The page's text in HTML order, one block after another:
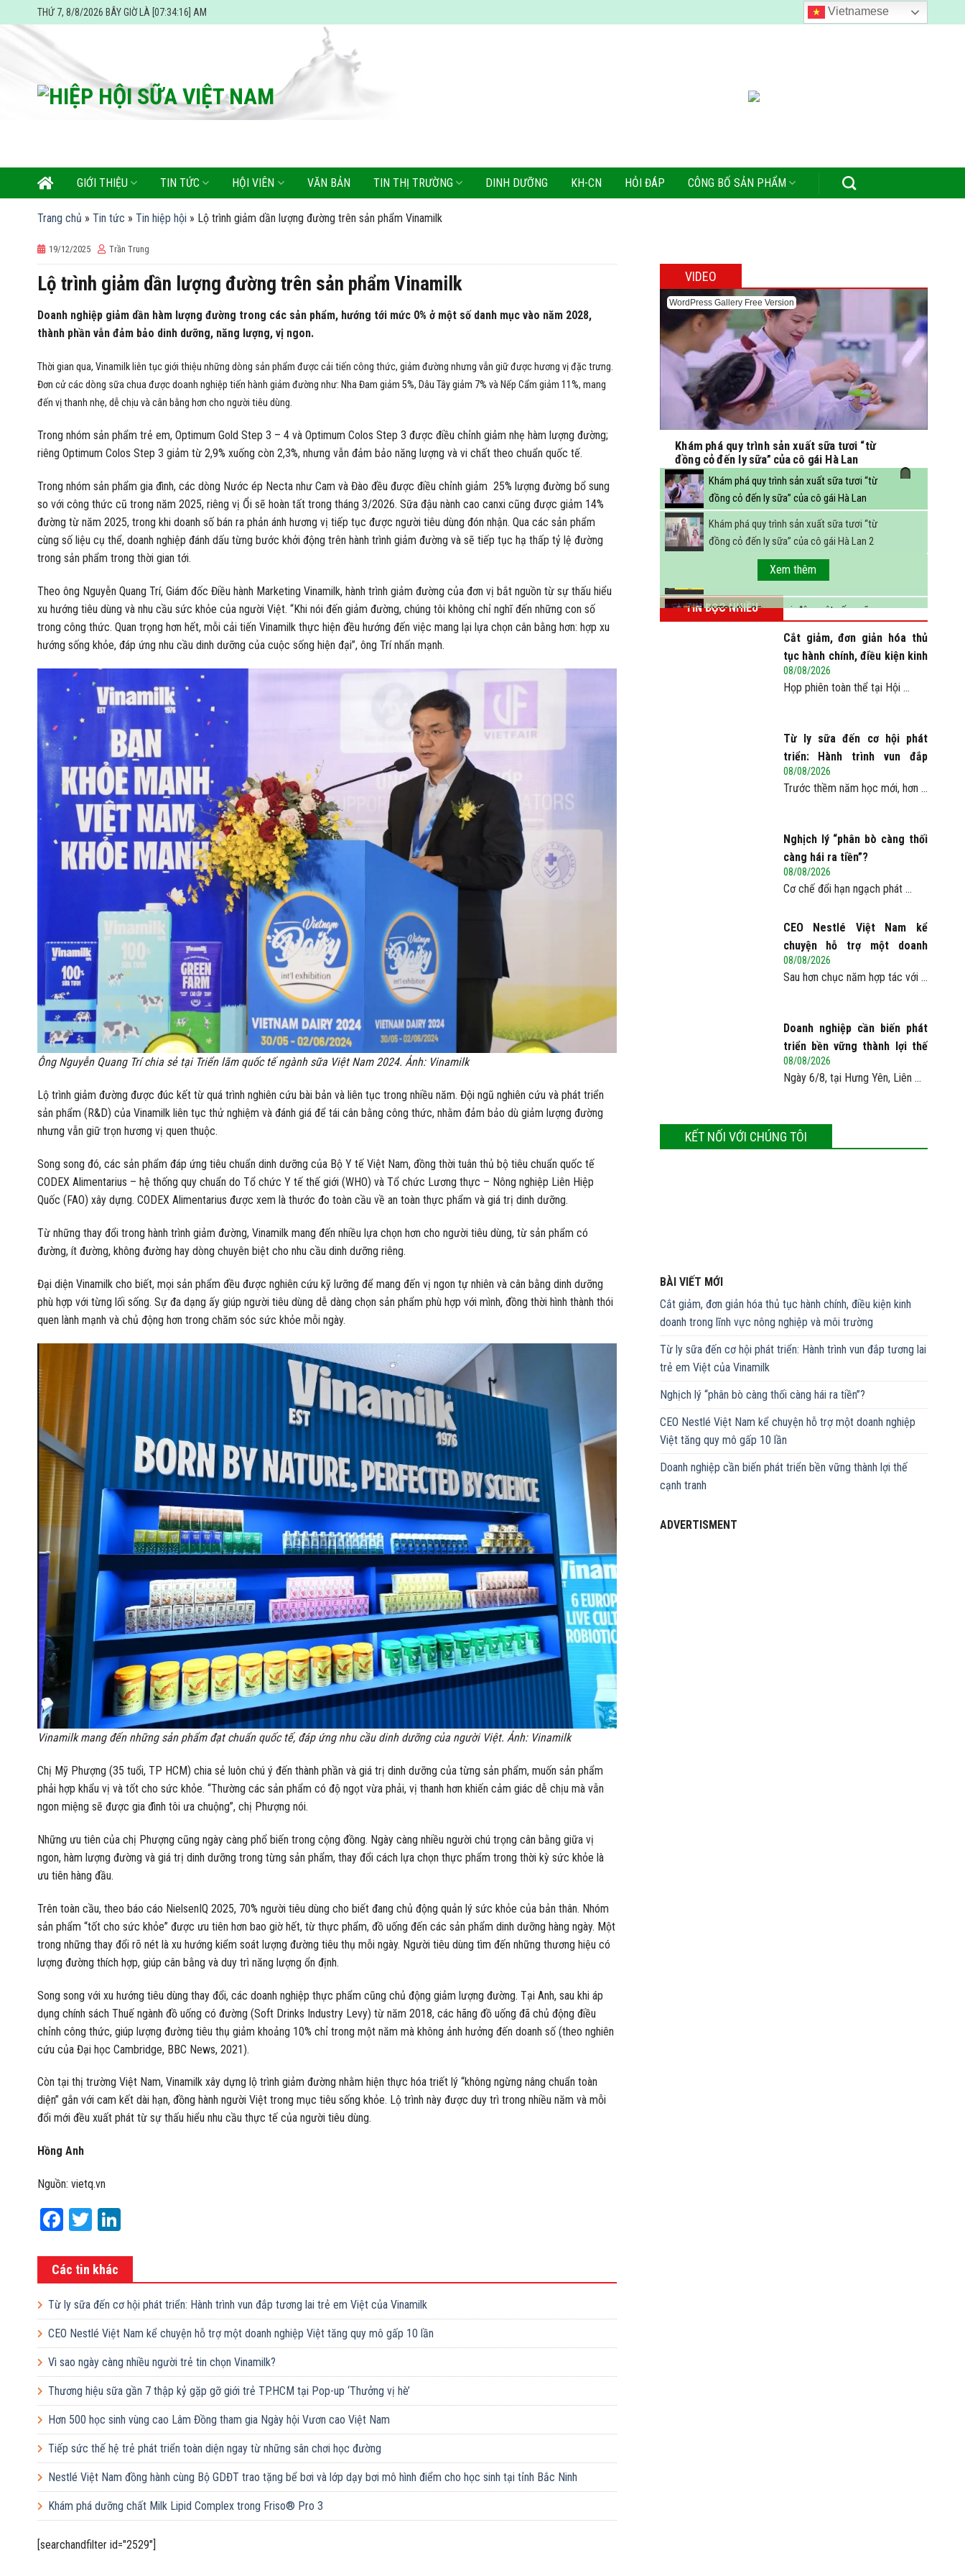
to
THỨ 7, 8/8/2026 BÂY GIỜ LÀ [07:34:18] AM Vietnamese
GIỚI THIỆU TIN TỨC HỘI VIÊN VĂN BẢN TIN THỊ TRƯỜNG DINH DƯỠNG KH-CN HỎI ĐÁP CÔNG BỐ SẢN PHẨM
Trang chủ » Tin tức » Tin hiệp hội » Lộ trình giảm dần lượng đường trên sản phẩm Vinamilk
19/12/2025 Trần Trung
Lộ trình giảm dần lượng đường trên sản phẩm Vinamilk
Doanh nghiệp giảm dần hàm lượng đường trong các sản phẩm, hướng tới mức 0% ở một số danh mục vào năm 2028,
thành phần vẫn đảm bảo dinh dưỡng, năng lượng, vị ngon.
Thời gian qua, Vinamilk liên tục giới thiệu những dòng sản phẩm được cải tiến công thức, giảm đường nhưng vẫn giữ được hương vị đặc trưng.
Đơn cử các dòng sữa chua được doanh nghiệp tiến hành giảm đường như: Nha Đam giảm 5%, Dâu Tây giảm 7% và Nếp Cẩm giảm 11%, mang
đến vị thanh nhẹ, dễ chịu và cân bằng hơn cho người tiêu dùng.
Trong nhóm sản phẩm trẻ em, Optimum Gold Step 3 – 4 và Optimum Colos Step 3 được điều chỉnh giảm nhẹ hàm lượng đường;
riêng Optimum Colos Step 3 giảm từ 2,9% xuống còn 2,3%, nhưng vẫn đảm bảo năng lượng và vi chất theo chuẩn quốc tế.
Trong nhóm sản phẩm gia đình, các dòng Nước ép Necta như Cam và Đào đều được điều chỉnh giảm 25% lượng đường bổ sung
so với công thức cũ trong năm 2025, riêng vị Ổi sẽ hoàn tất trong tháng 3/2026. Sữa đậu nành cao canxi cũng được giảm 14%
đường từ năm 2025, trong khi doanh số bán ra phản ánh hương vị tiếp tục được người tiêu dùng đón nhận. Qua các sản phẩm
cùng số liệu cụ thể, doanh nghiệp đánh dấu từng bước khởi động trên hành trình giảm đường và sẽ tiếp tục hạ thấp tỷ lệ đường
trong sản phẩm trong thời gian tới.
Theo ông Nguyễn Quang Trí, Giám đốc Điều hành Marketing Vinamilk, hành trình giảm đường của đơn vị bắt nguồn từ sự thấu hiểu
xu hướng tiêu dùng và nhu cầu sức khỏe của người Việt. “Khi nói đến giảm đường, chúng tôi không chỉ nghĩ đến những con số
trong công thức. Quan trọng hơn hết, mỗi cải tiến Vinamilk thực hiện đều hướng đến việc mang lại lựa chọn cân bằng hơn: hợp xu
hướng sống khỏe, đáp ứng nhu cầu dinh dưỡng của cuộc sống hiện đại”, ông Trí nhấn mạnh.
Ông Nguyễn Quang Trí chia sẻ tại Triển lãm quốc tế ngành sữa Việt Nam 2024. Ảnh: Vinamilk
Lộ trình giảm đường được đúc kết từ quá trình nghiên cứu bài bản và liên tục trong nhiều năm. Đội ngũ nghiên cứu và phát triển
sản phẩm (R&D) của Vinamilk liên tục thử nghiệm và đánh giá để tái cân bằng công thức, nhằm đảm bảo dù giảm lượng đường
nhưng vẫn giữ trọn hương vị quen thuộc.
Song song đó, các sản phẩm đáp ứng tiêu chuẩn dinh dưỡng của Bộ Y tế Việt Nam, đồng thời tuân thủ bộ tiêu chuẩn quốc tế
CODEX Alimentarius – hệ thống quy chuẩn do Tổ chức Y tế thế giới (WHO) và Tổ chức Lương thực – Nông nghiệp Liên Hiệp
Quốc (FAO) xây dựng. CODEX Alimentarius được xem là thước đo toàn cầu về an toàn thực phẩm và giá trị dinh dưỡng.
Từ những thay đổi trong hành trình giảm đường, Vinamilk mang đến nhiều lựa chọn hơn cho người tiêu dùng, từ sản phẩm có
đường, ít đường, không đường hay dòng chuyên biệt cho nhu cầu dinh dưỡng riêng.
Đại diện Vinamilk cho biết, mọi sản phẩm đều được nghiên cứu kỹ lưỡng để mang đến vị ngon tự nhiên và cân bằng dinh dưỡng
phù hợp với từng lối sống. Sự đa dạng ấy giúp người tiêu dùng dễ dàng chọn sản phẩm phù hợp với mình, đồng thời hình thành thói
quen lành mạnh và chủ động hơn trong chăm sóc sức khỏe mỗi ngày.
Vinamilk mang đến những sản phẩm đạt chuẩn quốc tế, đáp ứng nhu cầu dinh dưỡng của người Việt. Ảnh: Vinamilk
Chị Mỹ Phượng (35 tuổi, TP HCM) chia sẻ luôn chú ý đến thành phần và giá trị dinh dưỡng của từng sản phẩm, muốn sản phẩm
phải hợp khẩu vị và tốt cho sức khỏe. “Thường các sản phẩm có độ ngọt vừa phải, vị thanh hơn khiến cảm giác dễ chịu mà vẫn
ngon miệng sẽ được gia đình tôi ưa chuộng”, chị Phượng nói.
Những ưu tiên của chị Phượng cũng ngày càng phổ biến trong cộng đồng. Ngày càng nhiều người chú trọng cân bằng giữa vị
ngon, hàm lượng đường và giá trị dinh dưỡng trong từng sản phẩm, thay đổi cách lựa chọn thực phẩm trong thời kỳ sức khỏe là
ưu tiên hàng đầu.
Trên toàn cầu, theo báo cáo NielsenIQ 2025, 70% người tiêu dùng cho biết đang chủ động quản lý sức khỏe của bản thân. Nhóm
sản phẩm “tốt cho sức khỏe” được ưu tiên hơn bao giờ hết, từ thực phẩm, đồ uống đến các sản phẩm dinh dưỡng hàng ngày. Một
trong những thay đổi rõ nét là xu hướng kiểm soát lượng đường tiêu thụ mỗi ngày. Người tiêu dùng tìm đến những thương hiệu có
lượng đường thích hợp, giúp cân bằng và duy trì năng lượng ổn định.
Song song với xu hướng tiêu dùng thay đổi, các doanh nghiệp thực phẩm cũng chủ động giảm lượng đường. Tại Anh, sau khi áp
dụng chính sách Thuế ngành đồ uống có đường (Soft Drinks Industry Levy) từ năm 2018, các hãng đồ uống đã chủ động điều
chỉnh công thức, giúp lượng đường tiêu thụ giảm khoảng 10% chỉ trong một năm mà không ảnh hưởng đến doanh số (theo nghiên
cứu của Đại học Cambridge, BBC News, 2021).
Còn tại thị trường Việt Nam, Vinamilk xây dựng lộ trình giảm đường nhằm hiện thực hóa triết lý “không ngừng nâng chuẩn toàn
diện” gắn với cam kết dài hạn, đồng hành người Việt trong mục tiêu sống khỏe. Lộ trình này được duy trì trong nhiều năm và mỗi
đổi mới đều xuất phát từ sự thấu hiểu nhu cầu thực tế của người tiêu dùng.
Hồng Anh
Nguồn: vietq.vn
Facebook
Twitter
Các tin khác
Từ ly sữa đến cơ hội phát triển: Hành trình vun đắp tương lai trẻ em Việt của Vinamilk
CEO Nestlé Việt Nam kể chuyện hỗ trợ một doanh nghiệp Việt tăng quy mô gấp 10 lần
Vì sao ngày càng nhiều người trẻ tin chọn Vinamilk?
Thương hiệu sữa gần 7 thập kỷ gặp gỡ giới trẻ TP.HCM tại Pop-up ‘Thưởng vị hè’
Hơn 500 học sinh vùng cao Lâm Đồng tham gia Ngày hội Vươn cao Việt Nam
Tiếp sức thế hệ trẻ phát triển toàn diện ngay từ những sân chơi học đường
Nestlé Việt Nam đồng hành cùng Bộ GDĐT trao tặng bể bơi và lớp dạy bơi mô hình điểm cho học sinh tại tỉnh Bắc Ninh
Khám phá dưỡng chất Milk Lipid Complex trong Friso® Pro 3
[searchandfilter id="2529"]
VIDEO
WordPress Gallery Free Version
Khám phá quy trình sản xuất sữa tươi “từ
đồng cỏ đến ly sữa” của cô gái Hà Lan
Khám phá quy trình sản xuất sữa tươi “từ
đồng cỏ đến ly sữa” của cô gái Hà Lan
Khám phá quy trình sản xuất sữa tươi “từ
đồng cỏ đến ly sữa” của cô gái Hà Lan 2
FBNC - Ngành sữa hướng tới mục tiêu 3,4 tỷ
lít sữa vào năm 2025
(VTC14) - Sữa ngoại, động vật sống sẽ
Xem thêm
TIN ĐỌC NHIỀU
Cắt giảm, đơn giản hóa thủ
tục hành chính, điều kiện kinh
doanh trong lĩnh vực nông
nghiệp và môi trường
08/08/2026
Họp phiên toàn thể tại Hội ...
Từ ly sữa đến cơ hội phát
triển: Hành trình vun đắp
tương lai trẻ em Việt của
Vinamilk
08/08/2026
Trước thềm năm học mới, hơn ...
Nghịch lý “phân bò càng thối
càng hái ra tiền”?
08/08/2026
Cơ chế đổi hạn ngạch phát ...
CEO Nestlé Việt Nam kể
chuyện hỗ trợ một doanh
nghiệp Việt tăng quy mô gấp
10 lần
08/08/2026
Sau hơn chục năm hợp tác với ...
Doanh nghiệp cần biến phát
triển bền vững thành lợi thế
cạnh tranh
08/08/2026
Ngày 6/8, tại Hưng Yên, Liên ...
KẾT NỐI VỚI CHÚNG TÔI
BÀI VIẾT MỚI
Cắt giảm, đơn giản hóa thủ tục hành chính, điều kiện kinh
doanh trong lĩnh vực nông nghiệp và môi trường
Từ ly sữa đến cơ hội phát triển: Hành trình vun đắp tương lai
trẻ em Việt của Vinamilk
Nghịch lý “phân bò càng thối càng hái ra tiền”?
CEO Nestlé Việt Nam kể chuyện hỗ trợ một doanh nghiệp
Việt tăng quy mô gấp 10 lần
Doanh nghiệp cần biến phát triển bền vững thành lợi thế
cạnh tranh
ADVERTISMENT